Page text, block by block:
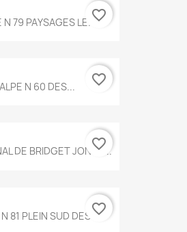
N 79 PAYSAGES LE...favorite_border
N 60 DES... favorite_border
DE BRIDGET JONES...
favorite_border
N 81 PLEIN SUD DES...favorite_border